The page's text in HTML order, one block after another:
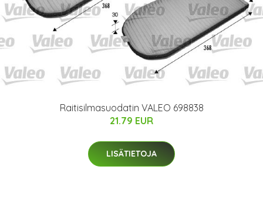
Raitisilmasuodatin VALEO 698838
21.79 EUR
LISÄTIETOJA